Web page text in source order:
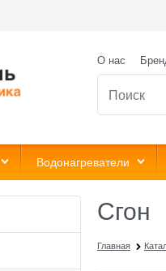
О нас
Водонагреватели
Сгон
Главная